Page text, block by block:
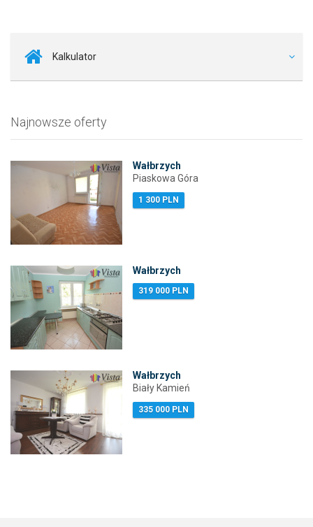
Kalkulator
Najnowsze oferty
Wałbrzych
Piaskowa Góra
1 300 PLN
Wałbrzych
319 000 PLN
Wałbrzych
Biały Kamień
335 000 PLN